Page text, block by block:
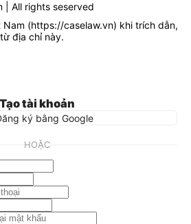
| All rights seserved
Nam (https://caselaw.vn) khi trích dẫn,
địa chỉ này.
Tạo tài khoản
ký bằng Google
HOẶC